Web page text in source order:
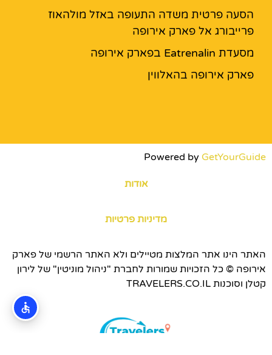
הסעה פרטית משדה התעופה באזל מולהאוז
פרייבורג אל פארק אירופה
מסעדת Eatrenalin בפארק אירופה
פארק אירופה בהאלווין
Powered by GetYourGuide
אודות
מדיניות פרטיות
האתר הינו אתר המלצות מטיילים ולא האתר הרשמי של פארק
אירופה © כל הזכויות שמורות לחברת "ניהול מוניטין" של לירון
קטלן וסוכנות TRAVELERS.CO.IL